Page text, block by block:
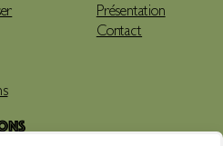
Présentation
Contact